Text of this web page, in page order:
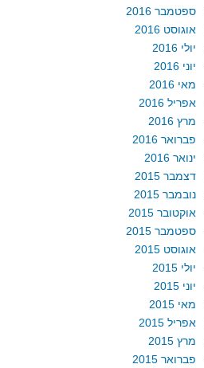
ספטמבר 2016
אוגוסט 2016
יולי 2016
יוני 2016
מאי 2016
אפריל 2016
מרץ 2016
פברואר 2016
ינואר 2016
דצמבר 2015
נובמבר 2015
אוקטובר 2015
ספטמבר 2015
אוגוסט 2015
יולי 2015
יוני 2015
מאי 2015
אפריל 2015
מרץ 2015
פברואר 2015